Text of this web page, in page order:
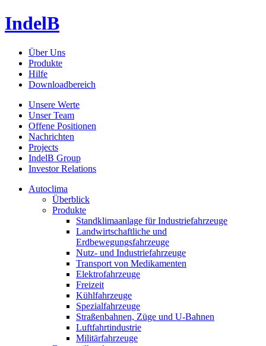
IndelB
Über Uns
Produkte
Hilfe
Downloadbereich
Unsere Werte
Unser Team
Offene Positionen
Nachrichten
Projects
IndelB Group
Investor Relations
Autoclima
Überblick
Produkte
Standklimaanlage für Industriefahrzeuge
Landwirtschaftliche und
Erdbewegungsfahrzeuge
Nutz- und Industriefahrzeuge
Transport von Medikamenten
Elektrofahrzeuge
Freizeit
Kühlfahrzeuge
Spezialfahrzeuge
Straßenbahnen, Züge und U-Bahnen
Luftfahrtindustrie
Militärfahrzeuge